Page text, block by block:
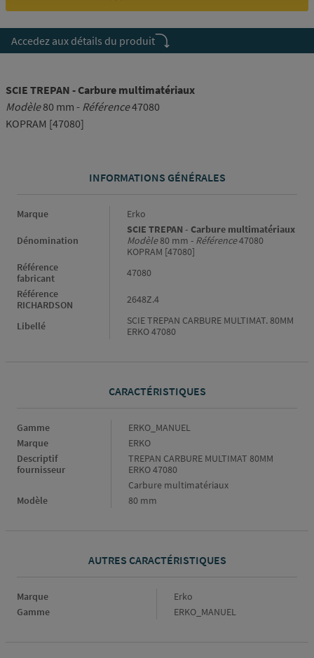
Accedez aux détails du produit
SCIE TREPAN - Carbure multimatériaux
Modèle80 mm - Référence47080
KOPRAM [47080]
INFORMATIONS GÉNÉRALES
Informations générales
Marque Erko
Dénomination
SCIE TREPAN - Carbure multimatériaux
Modèle80 mm - Référence47080
KOPRAM [47080]
Référence
fabricant
47080
Référence
RICHARDSON
2648Z.4
Libellé
SCIE TREPAN CARBURE MULTIMAT. 80MM
ERKO 47080
CARACTÉRISTIQUES
Caractéristiques
Gamme
ERKO_MANUEL
Marque
ERKO
Descriptif
fournisseur
TREPAN CARBURE MULTIMAT 80MM
ERKO 47080
Carbure multimatériaux
Modèle
80 mm
AUTRES CARACTÉRISTIQUES
Marque Marque
Erko
Gamme
Gamme
ERKO_MANUEL